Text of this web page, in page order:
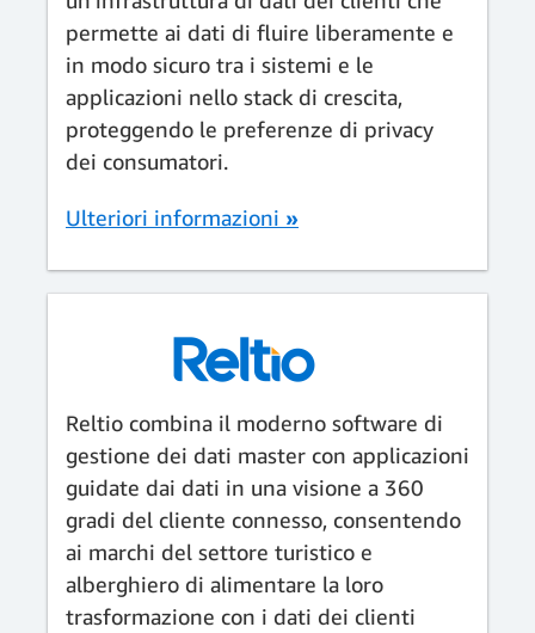
permette ai dati di fluire liberamente e
in modo sicuro tra i sistemi e le
applicazioni nello stack di crescita,
proteggendo le preferenze di privacy
dei consumatori.
Ulteriori informazioni »
Reltio combina il moderno software di
gestione dei dati master con applicazioni
guidate dai dati in una visione a 360
gradi del cliente connesso, consentendo
ai marchi del settore turistico e
alberghiero di alimentare la loro
trasformazione con i dati dei clienti